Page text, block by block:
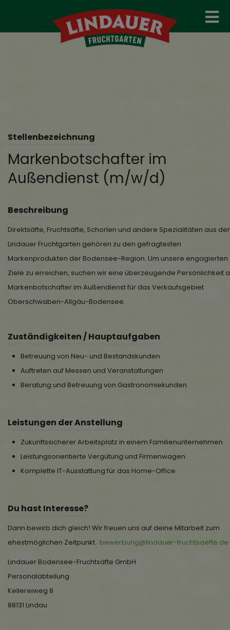
Stellenbezeichnung
Markenbotschafter im
Außendienst (m/w/d)
Beschreibung
Direktsäfte, Fruchtsäfte, Schorlen und andere Spezialitäten aus
Lindauer Fruchtgarten gehören zu den gefragtesten
Markenprodukten der Bodensee-Region. Um unsere engagierten
Ziele zu erreichen, suchen wir eine überzeugende Persönlichkeit
Markenbotschafter im Außendienst für das Verkaufsgebiet
Oberschwaben-Allgäu-Bodensee.
Zuständigkeiten / Hauptaufgaben
Betreuung von Neu- und Bestandskunden
Auftreten auf Messen und Veranstaltungen
Beratung und Betreuung von Gastronomiekunden
Leistungen der Anstellung
Zukunftssicherer Arbeitsplatz in einem Familienunternehmen
Leistungsorientierte Vergütung und Firmenwagen
Komplette IT-Ausstattung für das Home-Office
Du hast Interesse?
Dann bewirb dich gleich! Wir freuen uns auf deine Mitarbeit zum
ehestmöglichen Zeitpunkt. bewerbung@lindauer-fruchtsaefte.de
Lindauer Bodensee-Fruchtsäfte GmbH
Personalabteilung
Kellereiweg 8
88131 Lindau